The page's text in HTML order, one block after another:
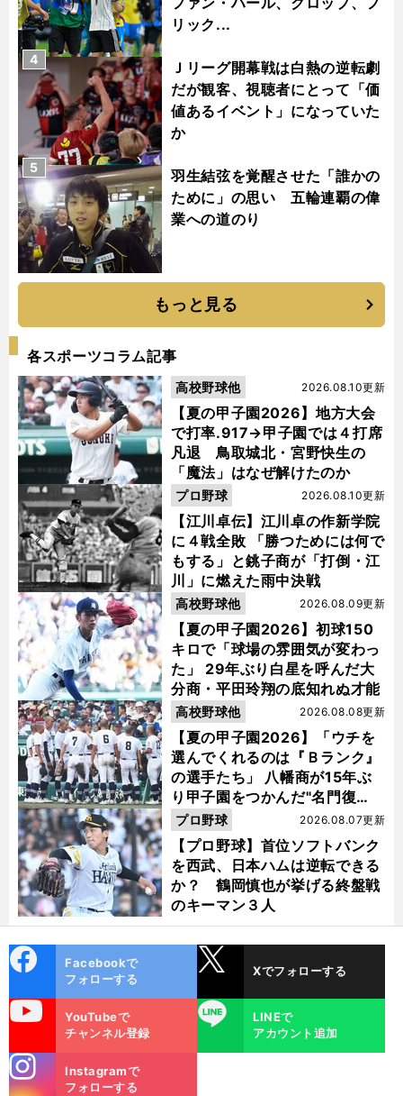
リック...
Ｊリーグ開幕戦は白熱の逆転劇
だが観客、視聴者にとって「価
値あるイベント」になっていた
か
4
羽生結弦を覚醒させた「誰かの
ために」の思い 五輪連覇の偉
業への道のり
5
もっと見る
各スポーツコラム記事
【夏の甲子園2026】地方大会
で打率.917→甲子園では４打席
凡退 鳥取城北・宮野快生の
「魔法」はなぜ解けたのか
2026.08.10更新
高校野球他
【江川卓伝】江川卓の作新学院
に４戦全敗 「勝つためには何で
もする」と銚子商が「打倒・江
川」に燃えた雨中決戦
2026.08.10更新
プロ野球
【夏の甲子園2026】初球150
キロで「球場の雰囲気が変わっ
た」 29年ぶり白星を呼んだ大
分商・平田玲翔の底知れぬ才能
2026.08.09更新
高校野球他
【夏の甲子園2026】「ウチを
選んでくれるのは『Ｂランク』
の選手たち」 八幡商が15年ぶ
り甲子園をつかんだ"名門復
活"の舞台裏
2026.08.08更新
高校野球他
【プロ野球】首位ソフトバンク
を西武、日本ハムは逆転できる
か？ 鶴岡慎也が挙げる終盤戦
のキーマン３人
2026.08.07更新
プロ野球
ok
Facebookで
フォローする
Xでフォローする
YouTubeで
チャンネル登録
LINE
LINEで
アカウント追加
m
Instagramで
フォローする